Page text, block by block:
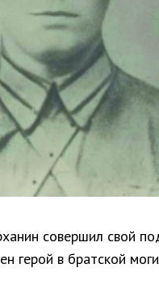
совершил свой
герой в братской